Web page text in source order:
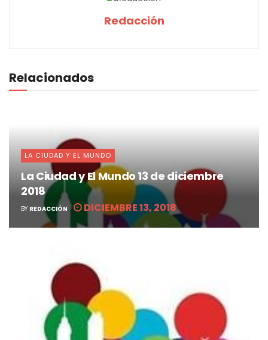
Redacción
Relacionados
LA CIUDAD Y EL MUNDO
La Ciudad y El Mundo 13 de diciembre
2018
BY REDACCIÓN DICIEMBRE 13, 2018